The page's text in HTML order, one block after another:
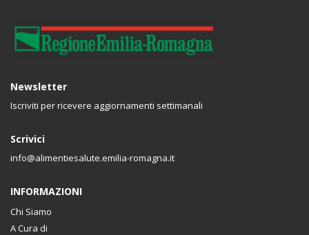
Newsletter
Iscriviti per ricevere aggiornamenti settimanali
Scrivici
info@alimentiesalute.emilia-romagna.it
INFORMAZIONI
Chi Siamo
A Cura di